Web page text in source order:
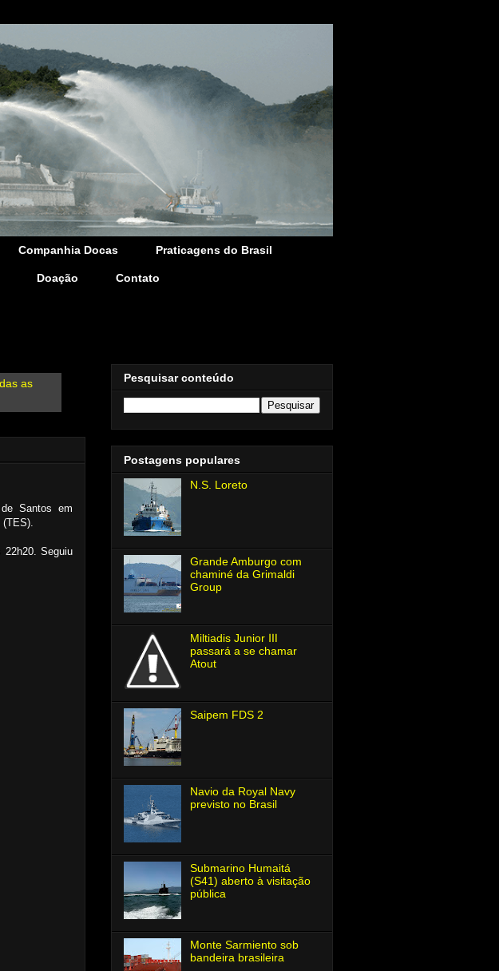
Companhia Docas Praticagens do Brasil
Doação Contato
as
Santos em
22h20. Seguiu
Pesquisar conteúdo
Postagens populares
N.S. Loreto
Grande Amburgo com
chaminé da Grimaldi
Group
Miltiadis Junior Ⅲ
passará a se chamar
Atout
Saipem FDS 2
Navio da Royal Navy
previsto no Brasil
Submarino Humaitá
(S41) aberto à visitação
pública
Monte Sarmiento sob
bandeira brasileira